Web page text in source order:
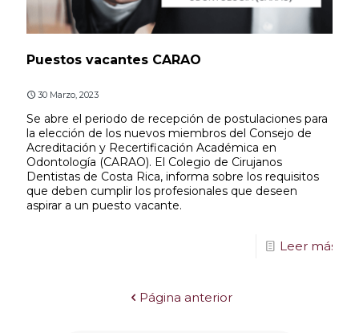
Puestos vacantes CARAO
30 Marzo, 2023
Se abre el periodo de recepción de postulaciones para
la elección de los nuevos miembros del Consejo de
Acreditación y Recertificación Académica en
Odontología (CARAO). El Colegio de Cirujanos
Dentistas de Costa Rica, informa sobre los requisitos
que deben cumplir los profesionales que deseen
aspirar a un puesto vacante.
Leer más
Página anterior